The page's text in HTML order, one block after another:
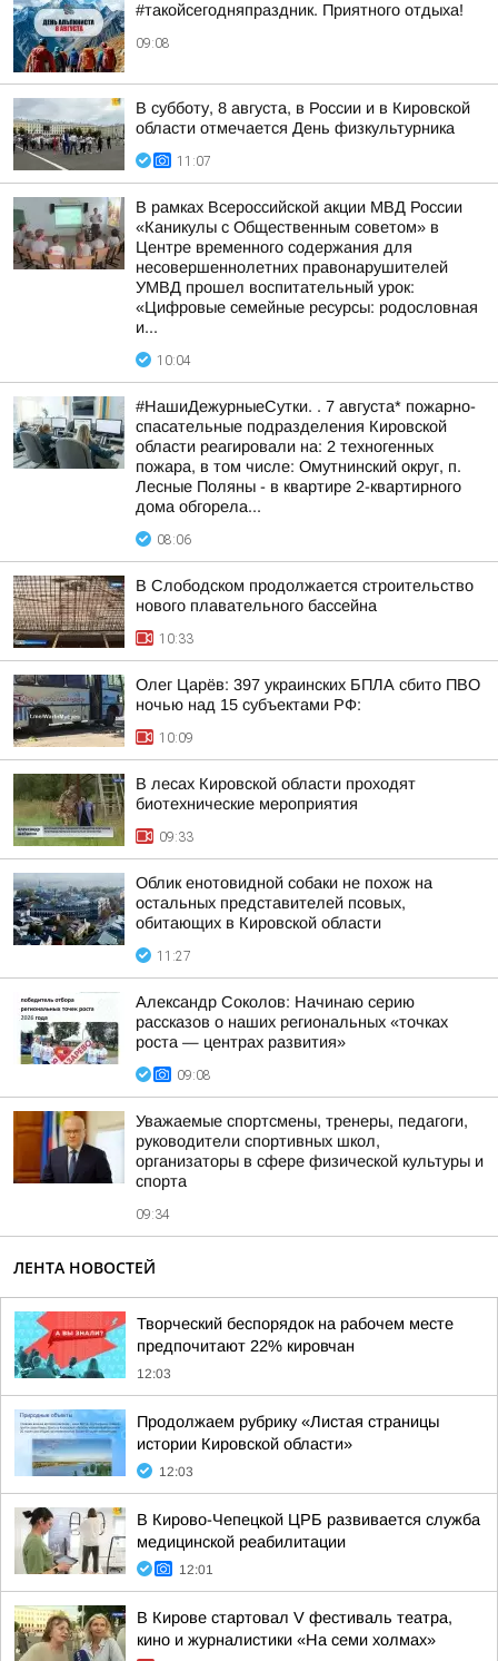
#такойсегодняпраздник. Приятного отдыха!
09:08
В субботу, 8 августа, в России и в Кировской
области отмечается День физкультурника
11:07
В рамках Всероссийской акции МВД России
«Каникулы с Общественным советом» в
Центре временного содержания для
несовершеннолетних правонарушителей
УМВД прошел воспитательный урок:
«Цифровые семейные ресурсы: родословная
и...
10:04
#НашиДежурныеСутки. . 7 августа* пожарно-
спасательные подразделения Кировской
области реагировали на: 2 техногенных
пожара, в том числе: Омутнинский округ, п.
Лесные Поляны - в квартире 2-квартирного
дома обгорела...
08:06
В Слободском продолжается строительство
нового плавательного бассейна
10:33
Олег Царёв: 397 украинских БПЛА сбито ПВО
ночью над 15 субъектами РФ:
10:09
В лесах Кировской области проходят
биотехнические мероприятия
09:33
Облик енотовидной собаки не похож на
остальных представителей псовых,
обитающих в Кировской области
11:27
Александр Соколов: Начинаю серию
рассказов о наших региональных «точках
роста — центрах развития»
09:08
Уважаемые спортсмены, тренеры, педагоги,
руководители спортивных школ,
организаторы в сфере физической культуры и
спорта
09:34
ЛЕНТА НОВОСТЕЙ
Творческий беспорядок на рабочем месте
предпочитают 22% кировчан
12:03
Продолжаем рубрику «Листая страницы
истории Кировской области»
12:03
В Кирово-Чепецкой ЦРБ развивается служба
медицинской реабилитации
12:01
В Кирове стартовал V фестиваль театра,
кино и журналистики «На семи холмах»